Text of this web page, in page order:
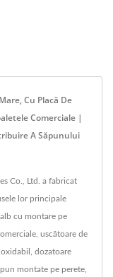
Cu Placă De
Comerciale |
A Săpunului
Co., Ltd. a fabricat
lor principale
cu montare pe
uscătoare de
dozatoare
montate pe perete,